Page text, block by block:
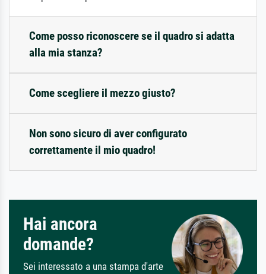
Come posso riconoscere se il quadro si adatta
alla mia stanza?
Come scegliere il mezzo giusto?
Non sono sicuro di aver configurato
correttamente il mio quadro!
Hai ancora
domande?
Sei interessato a una stampa d'arte